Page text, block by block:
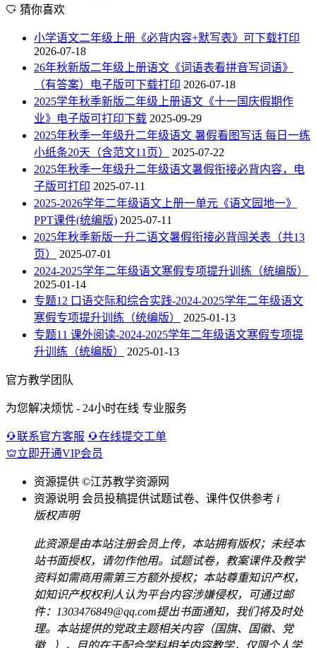
猜你喜欢
小学语文二年级上册《必背内容+默写表》可下载打印
2026-07-18
26年秋新版二年级上册语文《词语表看拼音写词语》
（有答案）电子版可下载打印 2026-07-18
2025学年秋季新版二年级上册语文《十一国庆假期作
业》电子版可打印下载 2025-09-29
2025年秋季一年级升二年级语文 暑假看图写话 每日一练
小纸条20天（含范文11页）
2025-07-22
2025年秋季一年级升二年级语文暑假衔接必背内容，电
子版可打印 2025-07-11
2025-2026学年二年级语文上册一单元《语文园地一》
PPT课件(统编版) 2025-07-11
2025年秋季新版一升二语文暑假衔接必背闯关表（共13
页）
2025-07-01
2024-2025学年二年级语文寒假专项提升训练（统编版）
2025-01-14
专题12 口语交际和综合实践-2024-2025学年二年级语文
寒假专项提升训练（统编版）
2025-01-13
专题11 课外阅读-2024-2025学年二年级语文寒假专项提
升训练（统编版）
2025-01-13
官方教学团队
为您解决烦忧 - 24小时在线 专业服务
联系官方客服
在线提交工单
立即开通VIP会员
资源提供 ©江苏教学资源网
资源说明 会员投稿提供试题试卷、课件仅供参考 i
版权声明
此资源是由本站注册会员上传，本站拥有版权；未经本
站书面授权，请勿作他用。试题试卷，教案课件及教学
资料如需商用需第三方额外授权；本站尊重知识产权，
如知识产权权利人认为平台内容涉嫌侵权，可通过邮
件：1303476849@qq.com提出书面通知，我们将及时处
理。本站提供的党政主题相关内容（国旗、国徽、党
徽...），目的在于配合学科相关内容教学，仅限个人学